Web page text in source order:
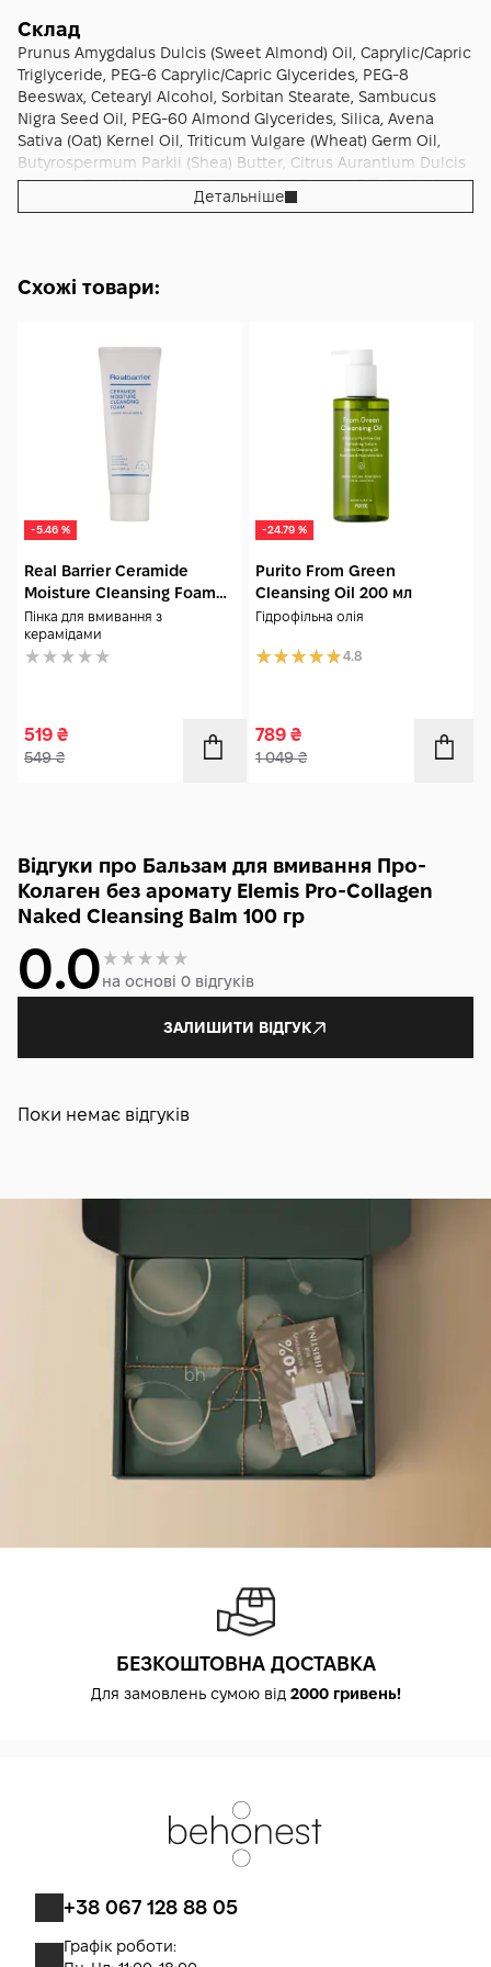
самостійне очищення в дні без щільного макіяжу;
стабільний ритм забезпечує накопичувальний ефект
м’якості, еластичності та природного сяйва.
Склад
Prunus Amygdalus Dulcis (Sweet Almond) Oil, Caprylic/Capric
Triglyceride, PEG-6 Caprylic/Capric Glycerides, PEG-8
Beeswax, Cetearyl Alcohol, Sorbitan Stearate, Sambucus
Nigra Seed Oil, PEG-60 Almond Glycerides, Silica, Avena
Sativa (Oat) Kernel Oil, Triticum Vulgare (Wheat) Germ Oil,
Butyrospermum Parkii (Shea) Butter, Citrus Aurantium Dulcis
(Orange) Peel Wax, Glycerin, Lecithin, Borago Officinalis Seed
Oil, Phenoxyethanol, Cocos Nucifera (Coconut) Oil, Acacia
Thallus Extract.
Детальніше
Схожі товари:
-5.46 %
Real Barrier Ceramide
Moisture Cleansing Foam
120 мл
Пінка для вмивання з
керамідами
519 ₴
549₴
-24.79 %
Purito From Green
Cleansing Oil 200 мл
Гідрофільна олія
4.8
789 ₴
1 049₴
Відгуки про Бальзам для вмивання Про-
Колаген без аромату Elemis Pro-Collagen
Naked Cleansing Balm 100 гр
0.0на основі 0 відгуків
ЗАЛИШИТИ ВІДГУК
Поки немає відгуків
БЕЗКОШТОВНА ДОСТАВКА
Для замовлень сумою від 2000 гривень!
+38 067 128 88 05
Графік роботи: